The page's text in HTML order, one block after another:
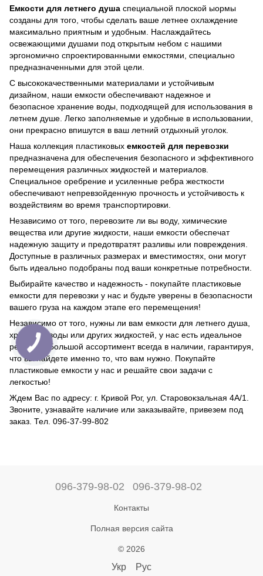
Емкости для летнего душа специальной плоской ыормы
созданы для того, чтобы сделать ваше летнее охлаждение
максимально приятным и удобным. Наслаждайтесь
освежающими душами под открытым небом с нашими
эргономично спроектированными емкостями, специально
предназначенными для этой цели.
С высококачественными материалами и устойчивым
дизайном, наши емкости обеспечивают надежное и
безопасное хранение воды, подходящей для использования в
летнем душе. Легко заполняемые и удобные в использовании,
они прекрасно впишутся в ваш летний отдыхный уголок.
Наша коллекция пластиковых емкостей для перевозки
предназначена для обеспечения безопасного и эффективного
перемещения различных жидкостей и материалов.
Специальное оребрение и усиленные ребра жесткости
обеспечивают непревзойденную прочность и устойчивость к
воздействиям во время транспортировки.
Независимо от того, перевозите ли вы воду, химические
вещества или другие жидкости, наши емкости обеспечат
надежную защиту и предотвратят разливы или повреждения.
Доступные в различных размерах и вместимостях, они могут
быть идеально подобраны под ваши конкретные потребности.
Выбирайте качество и надежность - покупайте пластиковые
емкости для перевозки у нас и будьте уверены в безопасности
вашего груза на каждом этапе его перемещения!
Независимо от того, нужны ли вам емкости для летнего душа,
хранения воды или других жидкостей, у нас есть идеальное
решение. Большой ассортимент всегда в наличии, гарантируя,
что вы найдете именно то, что вам нужно. Покупайте
пластиковые емкости у нас и решайте свои задачи с
легкостью!
Ждем Вас по адресу: г. Кривой Рог, ул. Старовокзальная 4А/1.
Звоните, узнавайте наличие или заказывайте, привезем под
заказ. Тел. 096-37-99-802
096-379-98-02 096-379-98-02
Контакты
Полная версия сайта
© 2026
Укр Рус